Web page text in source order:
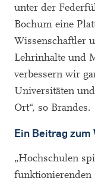
unter der
Bochum eine
Wissenschaftler
Lehrinhalte und
verbessern wir
Universitäten
Ort“, so Brandes.
Ein Beitrag zum
„Hochschulen
funktionierenden